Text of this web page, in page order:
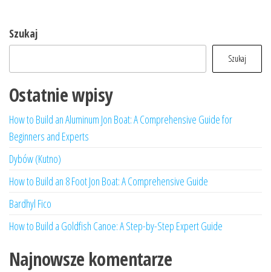
Szukaj
Szukaj
Ostatnie wpisy
How to Build an Aluminum Jon Boat: A Comprehensive Guide for
Beginners and Experts
Dybów (Kutno)
How to Build an 8 Foot Jon Boat: A Comprehensive Guide
Bardhyl Fico
How to Build a Goldfish Canoe: A Step-by-Step Expert Guide
Najnowsze komentarze